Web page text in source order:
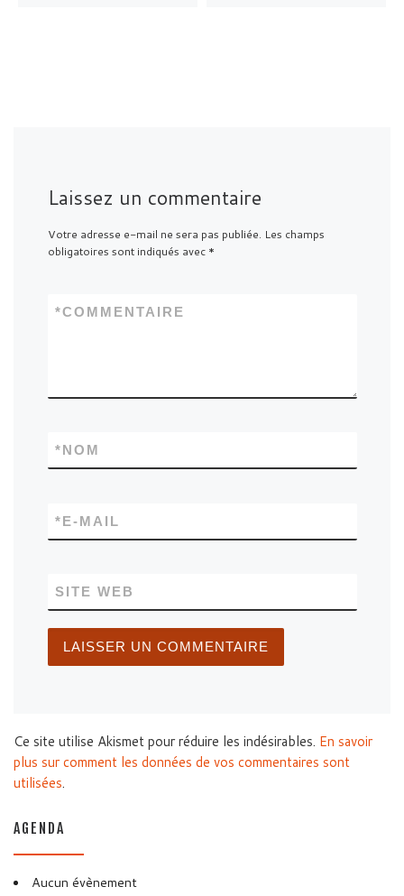
Laissez un commentaire
Votre adresse e-mail ne sera pas publiée. Les champs
obligatoires sont indiqués avec *
COMMENTAIRE
*
NOM
*
E-MAIL
*
SITE WEB
Ce site utilise Akismet pour réduire les indésirables. En savoir
plus sur comment les données de vos commentaires sont
utilisées.
AGENDA
Aucun évènement